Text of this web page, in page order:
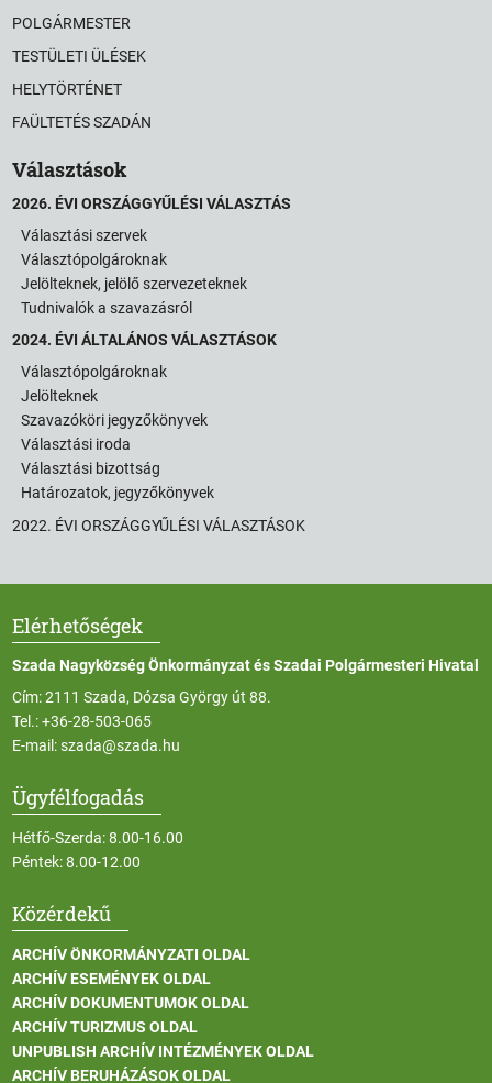
POLGÁRMESTER
TESTÜLETI ÜLÉSEK
HELYTÖRTÉNET
FAÜLTETÉS SZADÁN
Választások
2026. ÉVI ORSZÁGGYŰLÉSI VÁLASZTÁS
Választási szervek
Választópolgároknak
Jelölteknek, jelölő szervezeteknek
Tudnivalók a szavazásról
2024. ÉVI ÁLTALÁNOS VÁLASZTÁSOK
Választópolgároknak
Jelölteknek
Szavazóköri jegyzőkönyvek
Választási iroda
Választási bizottság
Határozatok, jegyzőkönyvek
2022. ÉVI ORSZÁGGYŰLÉSI VÁLASZTÁSOK
Elérhetőségek
Szada Nagyközség Önkormányzat és Szadai Polgármesteri Hivatal
Cím: 2111 Szada, Dózsa György út 88.
Tel.:+36-28-503-065
E-mail:szada@szada.hu
Ügyfélfogadás
Hétfő-Szerda: 8.00-16.00
Péntek: 8.00-12.00
Közérdekű
ARCHÍV ÖNKORMÁNYZATI OLDAL
ARCHÍV ESEMÉNYEK OLDAL
ARCHÍV DOKUMENTUMOK OLDAL
ARCHÍV TURIZMUS OLDAL
UNPUBLISH ARCHÍV INTÉZMÉNYEK OLDAL
ARCHÍV BERUHÁZÁSOK OLDAL